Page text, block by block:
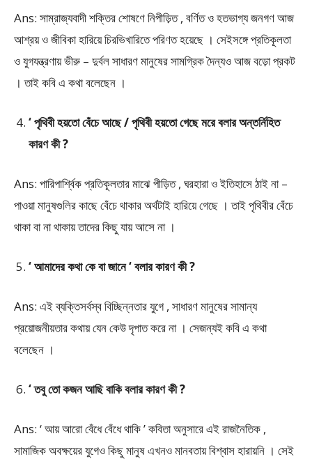
Ans: সাম্রাজ্যবাদী শক্তির শোষণে নিপীড়িত , বর্ণিত ও হতভাগ্য জনগণ আজ
আশ্রয় ও জীবিকা হারিয়ে চিরভিখারিতে পরিণত হয়েছে । সেইসঙ্গে প্রতিকূলতা
ও যুগযন্ত্রণায় ভীরু – দুর্বল সাধারণ মানুষের সামগ্রিক দৈন্যও আজ বড়ো প্রকট
। তাই কবি এ কথা বলেছেন ।
‘ পৃথিবী হয়তো বেঁচে আছে / পৃথিবী হয়তো গেছে মরে বলার অন্তর্নিহিত
কারণ কী ?
Ans: পারিপার্শ্বিক প্রতিকূলতার মাঝে পীড়িত , ঘরহারা ও ইতিহাসে ঠাই না –
পাওয়া মানুষগুলির কাছে বেঁচে থাকার অর্থটাই হারিয়ে গেছে । তাই পৃথিবীর বেঁচে
থাকা বা না থাকায় তাদের কিছু যায় আসে না ।
‘ আমাদের কথা কে বা জানে ‘ বলার কারণ কী ?
Ans: এই ব্যক্তিসর্বস্ব বিচ্ছিন্নতার যুগে , সাধারণ মানুষের সামান্য
প্রয়োজনীয়তার কথায় যেন কেউ দৃপাত করে না । সেজন্যই কবি এ কথা
বলেছেন ।
‘ তবু তো কজন আছি বাকি বলার কারণ কী ?
Ans: ‘ আয় আরো বেঁধে বেঁধে থাকি ’ কবিতা অনুসারে এই রাজনৈতিক ,
সামাজিক অবক্ষয়ের যুগেও কিছু মানুষ এখনও মানবতায় বিশ্বাস হারায়নি । সেই